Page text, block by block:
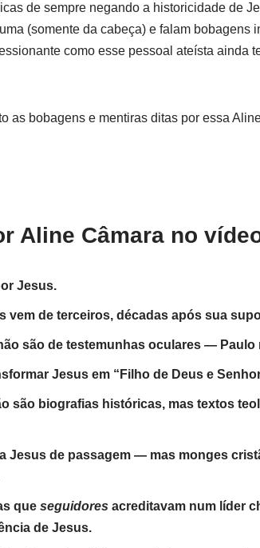
de sempre negando a historicidade de
(somente da cabeça) e falam bobagens
como esse pessoal ateísta ainda
as bobagens e mentiras ditas por essa
Aline Câmara no
Jesus.
vem de terceiros, décadas após sua
são de testemunhas oculares —
Jesus em “Filho de Deus e
são biografias históricas, mas textos
Jesus de passagem — mas monges
que seguidores acreditavam num líder
de Jesus.